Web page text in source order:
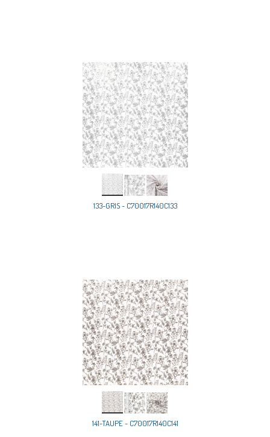
133-GRIS - C70017R140C133
141-TAUPE - C70017R140C141